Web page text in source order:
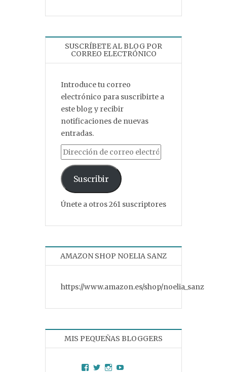
SUSCRÍBETE AL BLOG POR
CORREO ELECTRÓNICO
Introduce tu correo
electrónico para suscribirte a
este blog y recibir
notificaciones de nuevas
entradas.
Dirección de correo electrónico
Suscribir
Únete a otros 261 suscriptores
AMAZON SHOP NOELIA SANZ
https://www.amazon.es/shop/noelia_sanz
MIS PEQUEÑAS BLOGGERS
Facebook
TwitterInstagram